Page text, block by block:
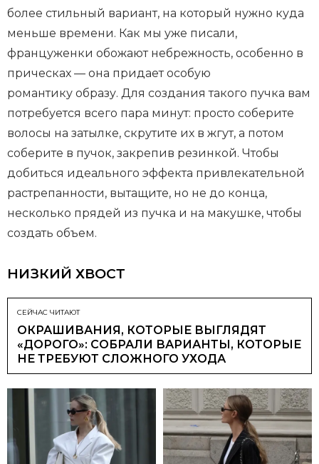
более стильный вариант, на который нужно куда
меньше времени. Как мы уже писали,
француженки обожают небрежность, особенно в
прическах — она придает особую
романтику образу. Для создания такого пучка вам
потребуется всего пара минут: просто соберите
волосы на затылке, скрутите их в жгут, а потом
соберите в пучок, закрепив резинкой. Чтобы
добиться идеального эффекта привлекательной
растрепанности, вытащите, но не до конца,
несколько прядей из пучка и на макушке, чтобы
создать объем.
НИЗКИЙ ХВОСТ
СЕЙЧАС ЧИТАЮТ
ОКРАШИВАНИЯ, КОТОРЫЕ ВЫГЛЯДЯТ
«ДОРОГО»: СОБРАЛИ ВАРИАНТЫ, КОТОРЫЕ
НЕ ТРЕБУЮТ СЛОЖНОГО УХОДА